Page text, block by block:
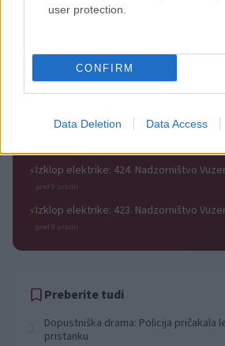
user protection.
CONFIRM
Data Deletion Data Access
Izklop elektrike: 426. Nadzorništvo
Izklop elektrike: 425. Nadzorništvo
pred 9 urami
Izklop elektrike: 429. Nadzorništvo
Prisoje
⚡Izklop elektrike: 424. Nadzorništvo
pred 9 urami
⚡Izklop elektrike: 423. Nadzorništvo
pred 9 urami
Preberite tudi
Dopustniška drama: Policija pričakala
pristanku